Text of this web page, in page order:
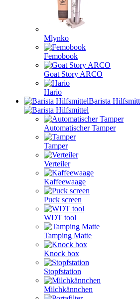
Mlynko
Femobook
Goat Story ARCO
Hario
Barista
Automatischer Tamper
Tamper
Verteiler
Kaffeewaage
Puck screen
WDT tool
Tamping Matte
Knock box
Stopfstation
Milchkännchen